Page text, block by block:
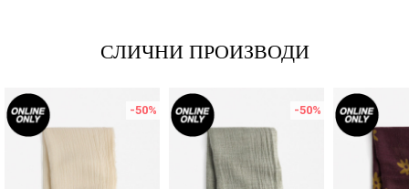
Порака
СЛИЧНИ ПРОИЗВОДИ
-50% -50%